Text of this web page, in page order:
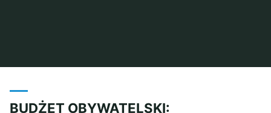
BUDŻET OBYWATELSKI: